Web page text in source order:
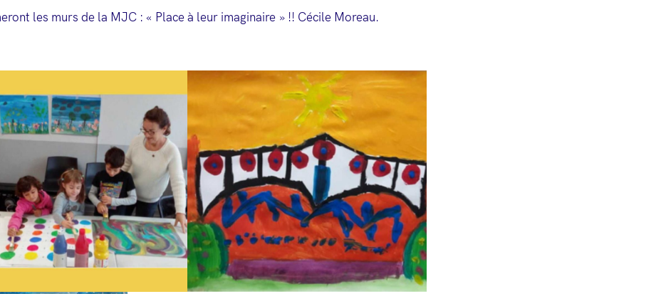
les murs de la MJC : « Place à leur imaginaire » !! Cécile Moreau.